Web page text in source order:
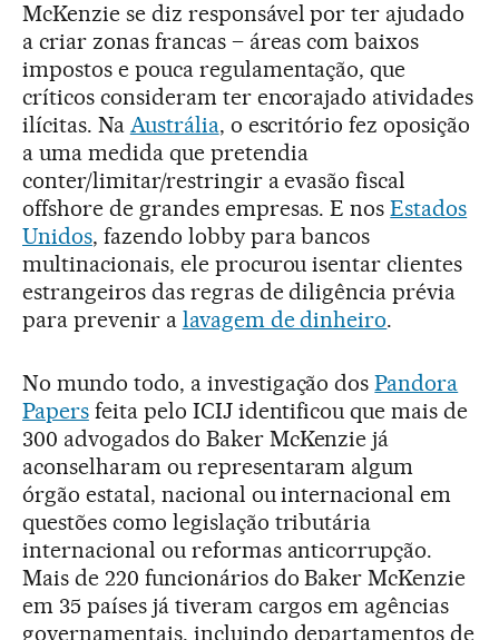
McKenzie se diz responsável por ter ajudado
a criar zonas francas – áreas com baixos
impostos e pouca regulamentação, que
críticos consideram ter encorajado atividades
ilícitas. Na Austrália, o escritório fez oposição
a uma medida que pretendia
conter/limitar/restringir a evasão fiscal
offshore de grandes empresas. E nosEstados
Unidos, fazendo lobby para bancos
multinacionais, ele procurou isentar clientes
estrangeiros das regras de diligência prévia
para prevenir a lavagem de dinheiro.
No mundo todo, a investigação dosPandora
Papersfeita pelo ICIJ identificou que mais de
300 advogados do Baker McKenzie já
aconselharam ou representaram algum
órgão estatal, nacional ou internacional em
questões como legislação tributária
internacional ou reformas anticorrupção.
Mais de 220 funcionários do Baker McKenzie
em 35 países já tiveram cargos em agências
governamentais, incluindo departamentos de